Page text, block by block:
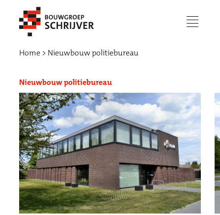
menu
Werken bij
Home Nieuwbouw politiebureau
Nieuwbouw politiebureau